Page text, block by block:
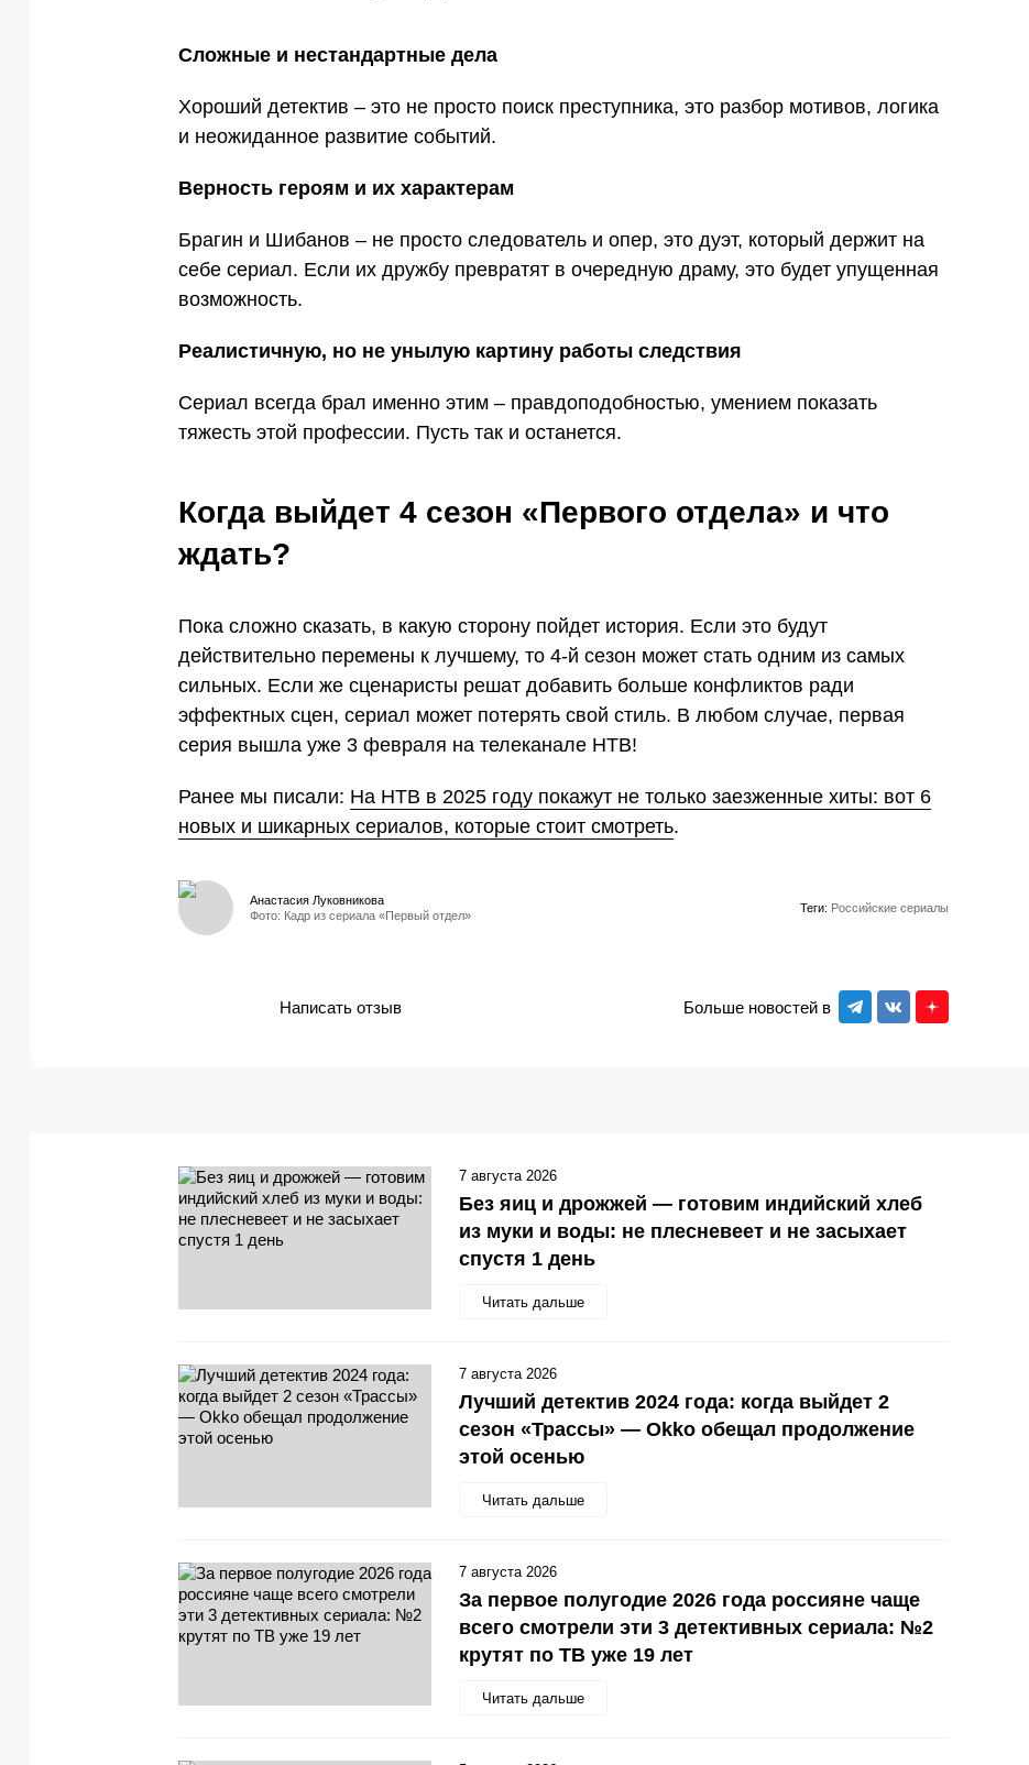
Сложные и нестандартные дела
Хороший детектив – это не просто поиск преступника, это разбор мотивов, логика
и неожиданное развитие событий.
Верность героям и их характерам
Брагин и Шибанов – не просто следователь и опер, это дуэт, который держит на
себе сериал. Если их дружбу превратят в очередную драму, это будет упущенная
возможность.
Реалистичную, но не унылую картину работы следствия
Сериал всегда брал именно этим – правдоподобностью, умением показать
тяжесть этой профессии. Пусть так и останется.
Когда выйдет 4 сезон «Первого отдела» и что
ждать?
Пока сложно сказать, в какую сторону пойдет история. Если это будут
действительно перемены к лучшему, то 4-й сезон может стать одним из самых
сильных. Если же сценаристы решат добавить больше конфликтов ради
эффектных сцен, сериал может потерять свой стиль. В любом случае, первая
серия вышла уже 3 февраля на телеканале НТВ!
Ранее мы писали: На НТВ в 2025 году покажут не только заезженные хиты: вот 6
новых и шикарных сериалов, которые стоит смотреть.
Фото: Кадр из сериала «Первый отдел»
Анастасия Луковникова
Теги: Российские сериалы
Больше новостей в
Написать отзыв
Без яиц и дрожжей — готовим индийский хлеб
из муки и воды: не плесневеет и не засыхает
спустя 1 день
Читать дальше
7 августа 2026
Лучший детектив 2024 года: когда выйдет 2
сезон «Трассы» — Okko обещал продолжение
этой осенью
Читать дальше
7 августа 2026
За первое полугодие 2026 года россияне чаще
всего смотрели эти 3 детективных сериала: №2
крутят по ТВ уже 19 лет
Читать дальше
7 августа 2026